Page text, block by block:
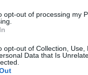
opt-out of processing my
opt-out of Collection,
Data that Is
első részében
szerint
teszi.
a szabad
minket a